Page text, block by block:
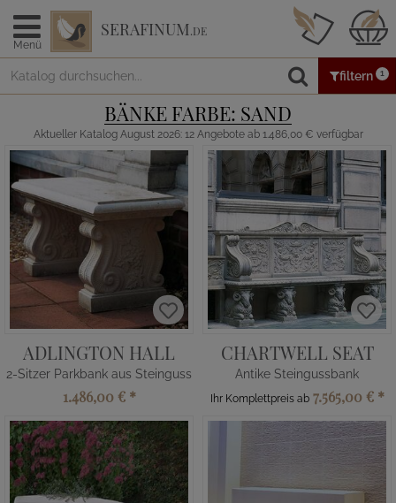
Menü
SERAFINUM.DE
filtern 1
BÄNKE FARBE: SAND
Aktueller Katalog August 2026: 12 Angebote ab 1.486,00 € verfügbar
ADLINGTON HALL
2-Sitzer Parkbank aus Steinguss
1.486,00 € *
CHARTWELL SEAT
Antike Steingussbank
Ihr Komplettpreis ab 7.565,00 € *